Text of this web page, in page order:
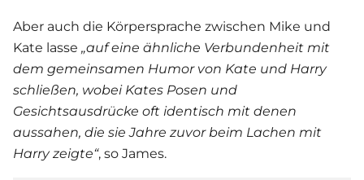
Aber auch die Körpersprache zwischen Mike und
Kate lasse „auf eine ähnliche Verbundenheit mit
dem gemeinsamen Humor von Kate und Harry
schließen, wobei Kates Posen und
Gesichtsausdrücke oft identisch mit denen
aussahen, die sie Jahre zuvor beim Lachen mit
Harry zeigte“, so James.